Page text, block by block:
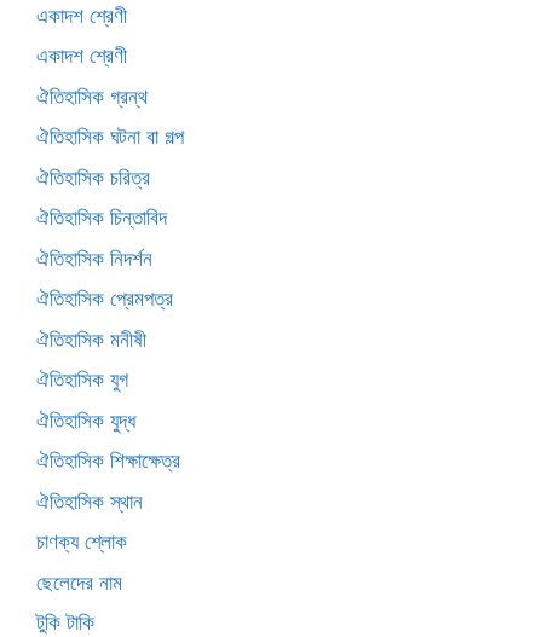
একাদশ শ্রেণী
একাদশ শ্রেণী
ঐতিহাসিক গ্রন্থ
ঐতিহাসিক ঘটনা বা গল্প
ঐতিহাসিক চরিত্র
ঐতিহাসিক চিন্তাবিদ
ঐতিহাসিক নিদর্শন
ঐতিহাসিক প্রেমপত্র
ঐতিহাসিক মনীষী
ঐতিহাসিক যুগ
ঐতিহাসিক যুদ্ধ
ঐতিহাসিক শিক্ষাক্ষেত্র
ঐতিহাসিক স্থান
চাণক্য শ্লোক
ছেলেদের নাম
টুকি টাকি